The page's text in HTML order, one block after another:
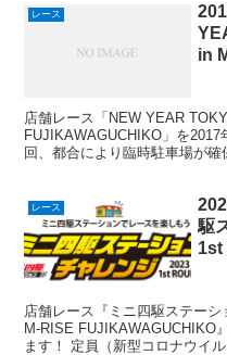
レース
in
店舗レース「NEW YEAR
FUJIKAWAGUCHIKO」を
回、都合により臨時駐車場が確
レース
駆
1st
店舗レース『ミニ四駆ステー
M-RISE FUJIKAWAGUCHIKO
ます！ 定員（新型コロナウイ